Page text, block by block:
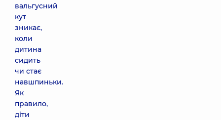
вальгусний
кут
зникає,
коли
дитина
сидить
чи стає
навшпиньки.
Як
правило,
діти